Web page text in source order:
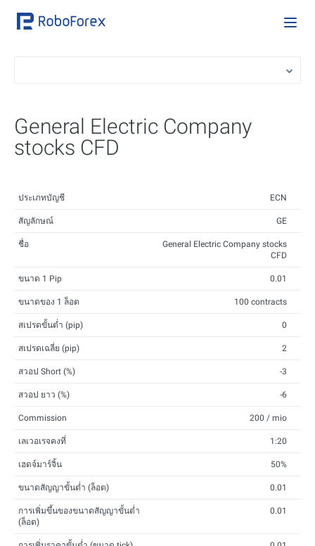
General Electric Company
stocks CFD
ประเภทบัญชี ECN
สัญลักษณ์ GE
ชื่อ
General Electric Company stocks
CFD
ขนาด 1 Pip 0.01
ขนาดของ 1 ล็อต 100 contracts
สเปรดขั้นต่ำ (pip) 0
สเปรดเฉลี่ย (pip) 2
สวอป Short (%) -3
สวอป ยาว (%) -6
Commission 200 / mio
เลเวอเรจคงที่ 1:20
เฮดจ์มาร์จิ้น 50%
ขนาดสัญญาขั้นต่ำ (ล็อต) 0.01
การเพิ่มขึ้นของขนาดสัญญาขั้นต่ำ
(ล็อต)
0.01